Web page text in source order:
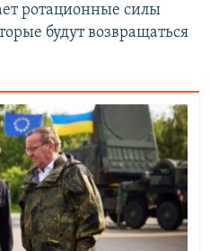
ротационные силы
будут возвращаться